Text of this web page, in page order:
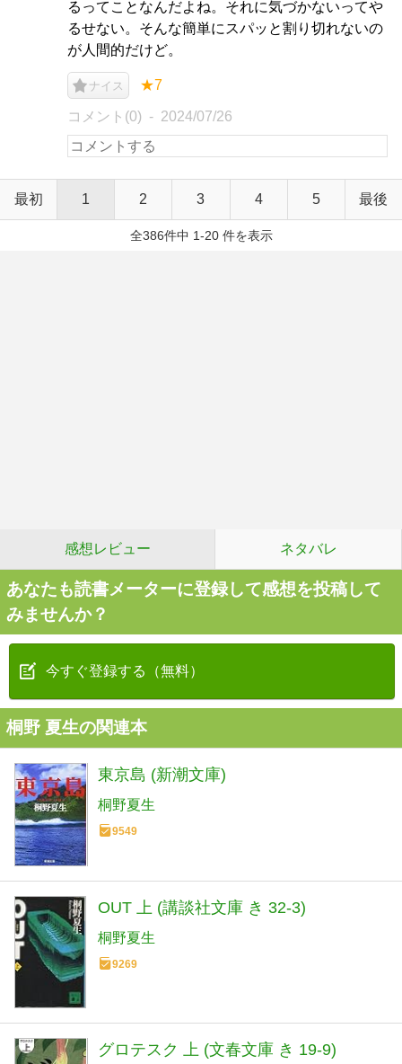
るってことなんだよね。それに気づかないってや
るせない。そんな簡単にスパッと割り切れないの
が人間的だけど。
ナイス ★7
コメント(0) 2024/07/26
最初 1 2 3 4 5 最後
全386件中 1-20 件を表示
感想レビュー ネタバレ
あなたも読書メーターに登録して感想を投稿して
みませんか？
今すぐ登録する（無料）
桐野 夏生の関連本
東京島 (新潮文庫)
桐野夏生
9549
OUT 上 (講談社文庫 き 32-3)
桐野夏生
9269
グロテスク 上 (文春文庫 き 19-9)